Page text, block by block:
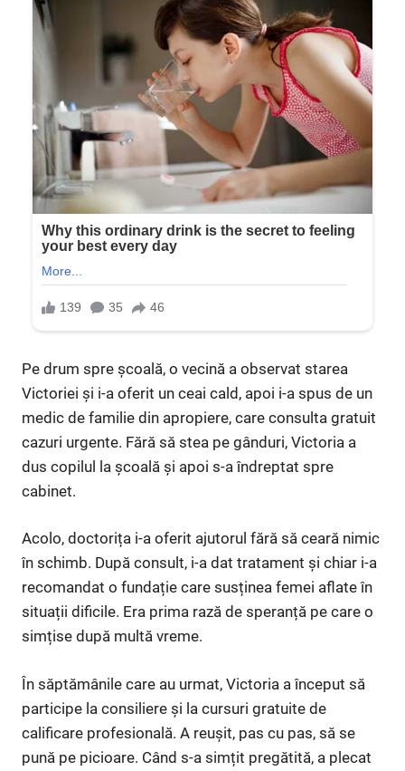
Pe drum spre școală, o vecină a observat starea
Victoriei și i-a oferit un ceai cald, apoi i-a spus de un
medic de familie din apropiere, care consulta gratuit
cazuri urgente. Fără să stea pe gânduri, Victoria a
dus copilul la școală și apoi s-a îndreptat spre
cabinet.
Acolo, doctorița i-a oferit ajutorul fără să ceară nimic
în schimb. După consult, i-a dat tratament și chiar i-a
recomandat o fundație care susținea femei aflate în
situații dificile. Era prima rază de speranță pe care o
simțise după multă vreme.
În săptămânile care au urmat, Victoria a început să
participe la consiliere și la cursuri gratuite de
calificare profesională. A reușit, pas cu pas, să se
pună pe picioare. Când s-a simțit pregătită, a plecat